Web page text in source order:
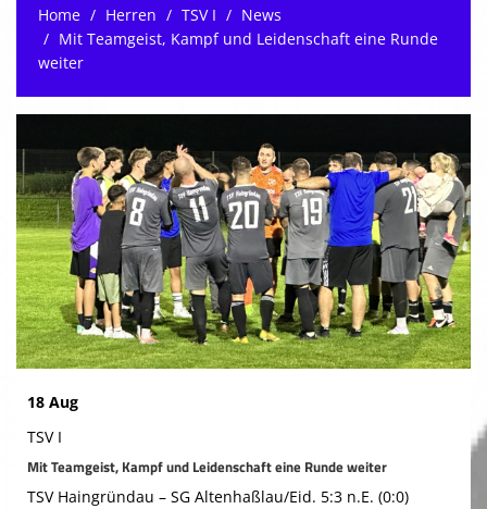
Herren
Jugend
Soma
Schiedsrichter
Gymnastik
Bilder
Terminkalender
Kontaktformular
Home Herren TSV I
News
Mit Teamgeist, Kampf und Leidenschaft eine Runde
weiter
18 Aug
TSV I
Mit Teamgeist, Kampf und Leidenschaft eine Runde weiter
TSV Haingründau – SG Altenhaßlau/Eid. 5:3 n.E. (0:0)